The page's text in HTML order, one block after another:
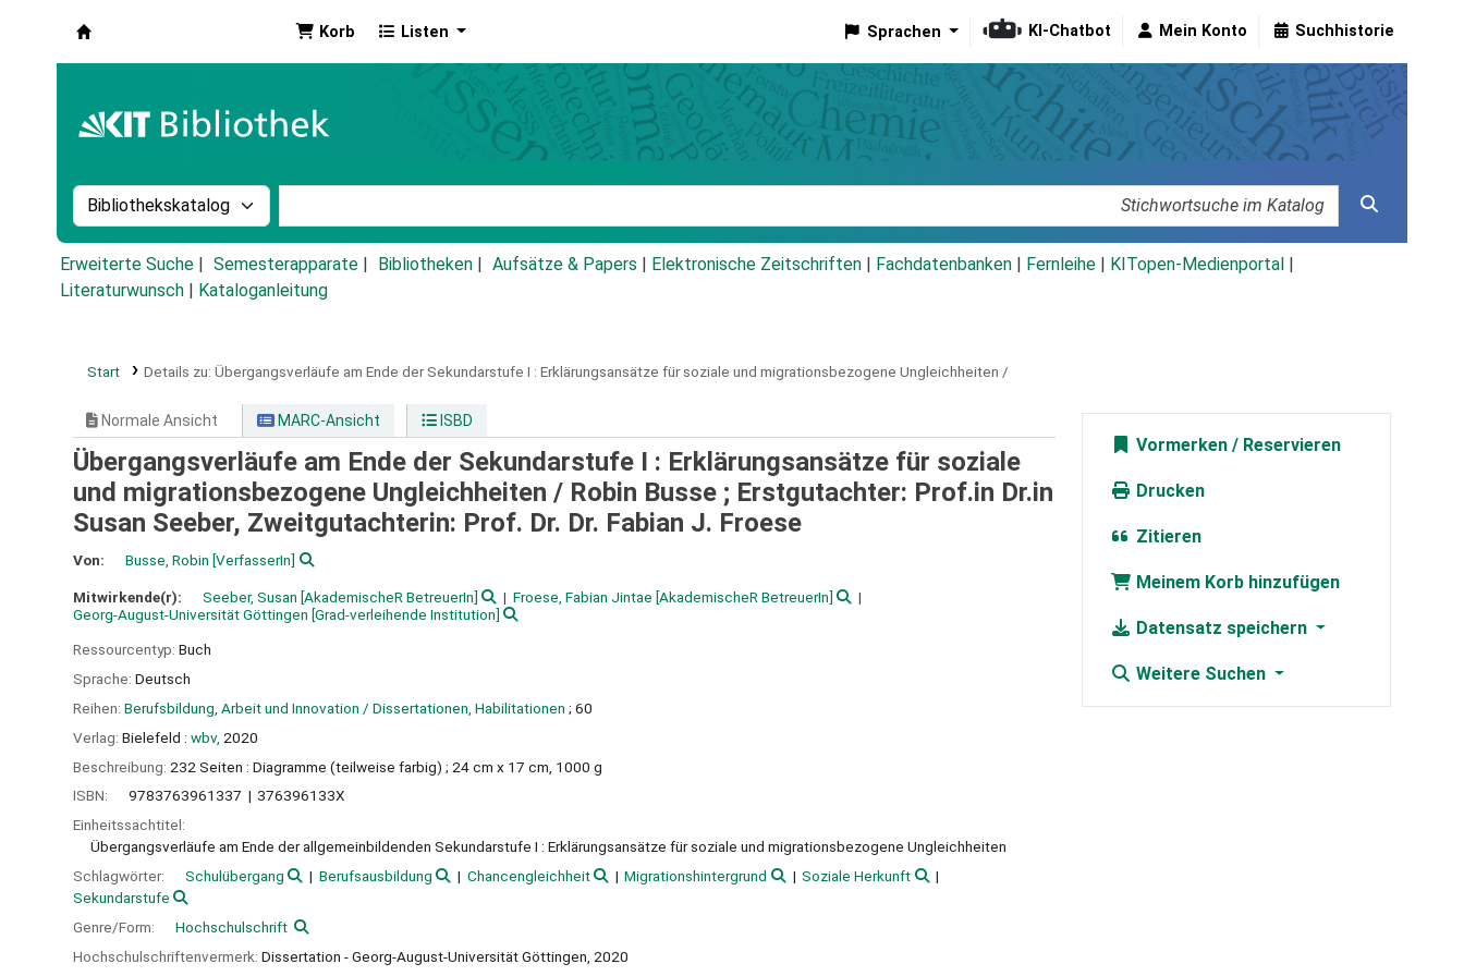
Korb Listen Sprachen KI-Chatbot Mein Konto Suchhistorie
Suche im Katalog nach:
Erweiterte Suche Semesterapparate Bibliotheken Aufsätze & Papers Elektronische Zeitschriften Fachdatenbanken Fernleihe KITopen-Medienportal
Literaturwunsch
Kataloganleitung
Start Details zu: Übergangsverläufe am Ende der Sekundarstufe I : Erklärungsansätze für soziale und migrationsbezogene Ungleichheiten /
Normale Ansicht MARC-Ansicht ISBD
Übergangsverläufe am Ende der Sekundarstufe I : Erklärungsansätze für soziale
und migrationsbezogene Ungleichheiten / Robin Busse ; Erstgutachter: Prof.in Dr.in
Susan Seeber, Zweitgutachterin: Prof. Dr. Dr. Fabian J. Froese
Von: Busse, Robin [VerfasserIn]
Mitwirkende(r): Seeber, Susan [AkademischeR BetreuerIn] Froese, Fabian Jintae [AkademischeR BetreuerIn]
Georg-August-Universität Göttingen [Grad-verleihende Institution]
Ressourcentyp: Buch
Sprache: Deutsch
Reihen: Berufsbildung, Arbeit und Innovation / Dissertationen, Habilitationen ; 60
Verlag: Bielefeld : wbv, 2020
Beschreibung: 232 Seiten : Diagramme (teilweise farbig) ; 24 cm x 17 cm, 1000 g
ISBN:
9783763961337
376396133X
Einheitssachtitel:
Übergangsverläufe am Ende der allgemeinbildenden Sekundarstufe I : Erklärungsansätze für soziale und migrationsbezogene Ungleichheiten
Schlagwörter:
Schulübergang Berufsausbildung Chancengleichheit Migrationshintergrund
Soziale Herkunft
Sekundarstufe
Genre/Form:
Hochschulschrift
Hochschulschriftenvermerk: Dissertation - Georg-August-Universität Göttingen, 2020
Vormerken
Drucken
Zitieren
Meinem Korb hinzufügen
Datensatz speichern
Weitere Suchen